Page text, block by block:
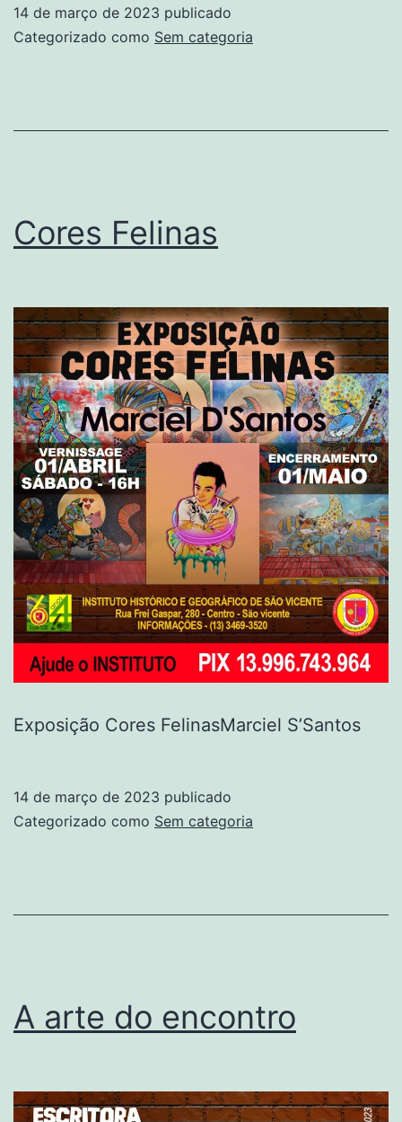
14 de março de 2023 publicado
Categorizado como Sem categoria
Cores Felinas
Exposição Cores FelinasMarciel S’Santos
14 de março de 2023 publicado
Categorizado como Sem categoria
A arte do encontro